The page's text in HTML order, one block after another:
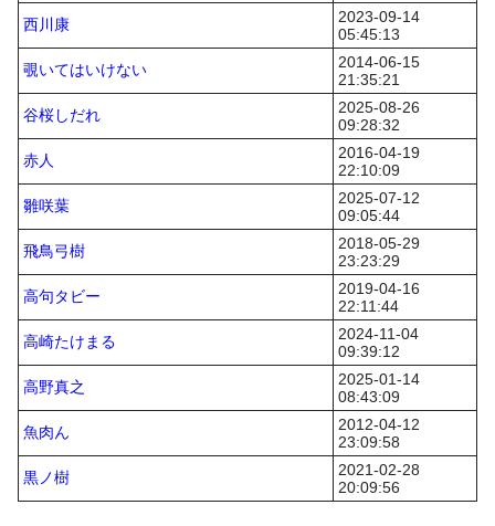
西川康
2023-09-14
05:45:13
覗いてはいけない
2014-06-15
21:35:21
谷桜しだれ
2025-08-26
09:28:32
赤人
2016-04-19
22:10:09
雛咲葉
2025-07-12
09:05:44
飛鳥弓樹
2018-05-29
23:23:29
高句タビー
2019-04-16
22:11:44
高崎たけまる
2024-11-04
09:39:12
高野真之
2025-01-14
08:43:09
魚肉ん
2012-04-12
23:09:58
黒ノ樹
2021-02-28
20:09:56